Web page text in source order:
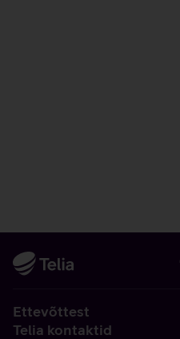
Ettevõttest
Telia kontaktid